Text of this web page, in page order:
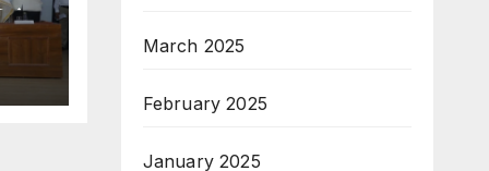
March 2025
February 2025
January 2025